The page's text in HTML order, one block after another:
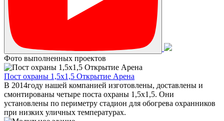
Фото выполненных проектов
Пост охраны 1,5х1,5 Открытие Арена
В 2014году нашей компанией изготовлены, доставлены и
смонтированы четыре поста охраны 1,5х1,5. Они
установлены по периметру стадион для обогрева охранников
при низких уличных температурах.